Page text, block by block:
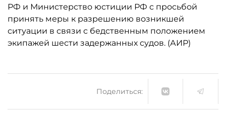
РФ и Министерство юстиции РФ с просьбой
принять меры к разрешению возникшей
ситуации в связи с бедственным положением
экипажей шести задержанных судов. (АИР)
Поделиться: